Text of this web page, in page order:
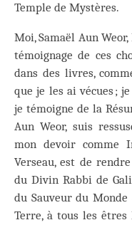
Temple de Mystères.
Moi, Samaël Aun
témoignage de ces
dans des livres,
que je les ai vécues ;
je témoigne de la
Aun Weor, suis
mon devoir comme
Verseau, est de
du Divin Rabbi de
du Sauveur du
Terre, à tous les